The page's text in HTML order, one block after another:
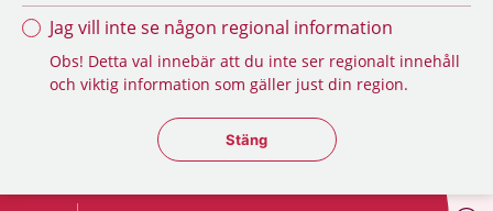
Jag vill inte se någon regional information
Obs! Detta val innebär att du inte ser regionalt innehåll
och viktig information som gäller just din region.
Stäng regionsväljaren
Stäng